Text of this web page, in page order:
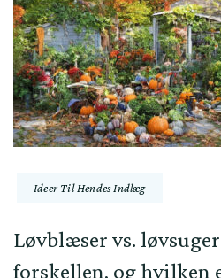
Ideer Til Hendes Indlæg
Løvblæser vs.
forskellen, og hvilken